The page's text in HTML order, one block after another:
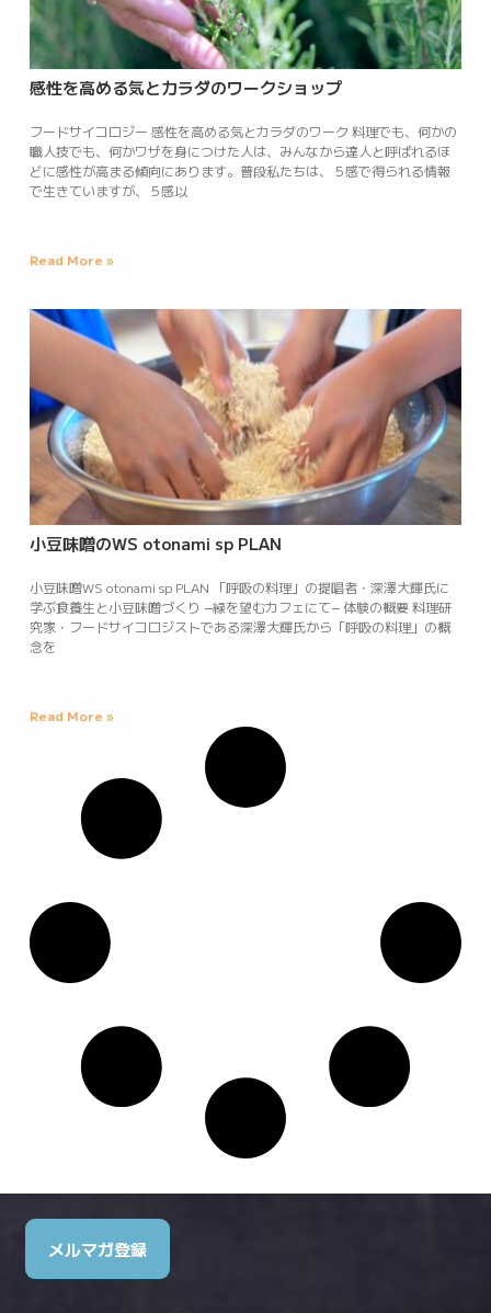
感性を高める気とカラダのワークショップ
フードサイコロジー 感性を高める気とカラダのワーク 料理でも、何かの
職人技でも、何かワザを身につけた人は、みんなから達人と呼ばれるほ
どに感性が高まる傾向にあります。普段私たちは、５感で得られる情報
で生きていますが、５感以
Read More »
小豆味噌のWS otonami sp PLAN
小豆味噌WS otonami sp PLAN 「呼吸の料理」の提唱者・深澤大輝氏に
学ぶ食養生と小豆味噌づくり −緑を望むカフェにて− 体験の概要 料理研
究家・フードサイコロジストである深澤大輝氏から「呼吸の料理」の概
念を
Read More »
メルマガ登録